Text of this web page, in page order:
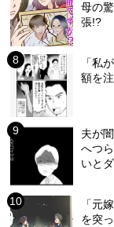
母の
張!?
「私
額を
夫が
へつ
いと
「元
を突